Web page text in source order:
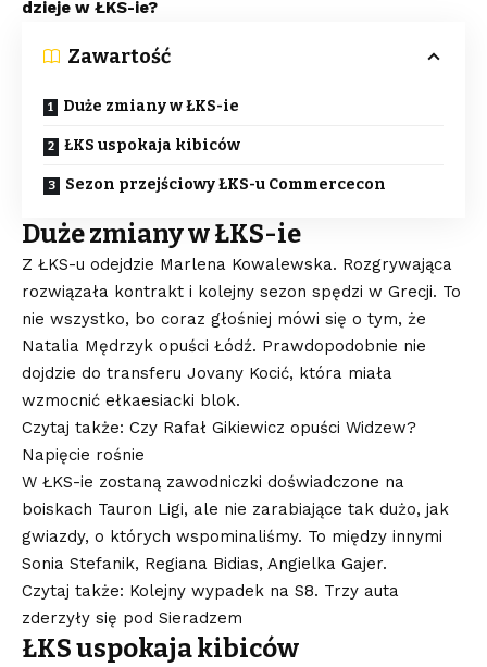
dzieje w ŁKS-ie?
Zawartość
Duże zmiany w ŁKS-ie
ŁKS uspokaja kibiców
Sezon przejściowy ŁKS-u Commercecon
Duże zmiany w ŁKS-ie
Z ŁKS-u odejdzie Marlena Kowalewska. Rozgrywająca
rozwiązała kontrakt i kolejny sezon spędzi w Grecji. To
nie wszystko, bo coraz głośniej mówi się o tym, że
Natalia Mędrzyk opuści Łódź. Prawdopodobnie nie
dojdzie do transferu Jovany Kocić, która miała
wzmocnić ełkaesiacki blok.
Czytaj także: Czy Rafał Gikiewicz opuści Widzew?
Napięcie rośnie
W ŁKS-ie zostaną zawodniczki doświadczone na
boiskach Tauron Ligi, ale nie zarabiające tak dużo, jak
gwiazdy, o których wspominaliśmy. To między innymi
Sonia Stefanik, Regiana Bidias, Angielka Gajer.
Czytaj także: Kolejny wypadek na S8. Trzy auta
zderzyły się pod Sieradzem
ŁKS uspokaja kibiców